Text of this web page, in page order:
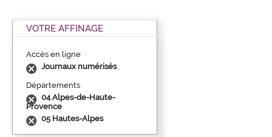
VOTRE AFFINAGE
Accès en ligne
Journaux numérisés
Départements
04 Alpes-de-Haute-
Provence
05 Hautes-Alpes